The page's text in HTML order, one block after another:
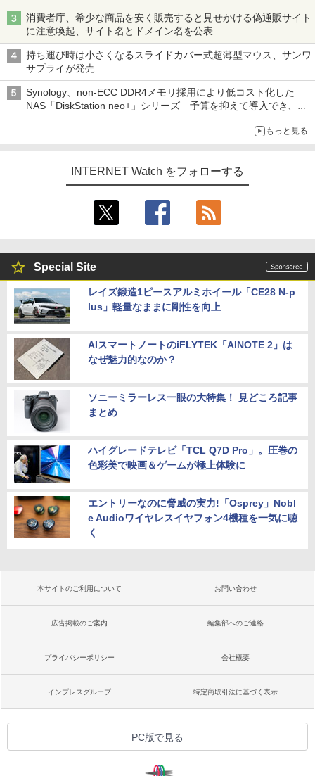
消費者庁、希少な商品を安く販売すると見せかける偽通販サイト
に注意喚起、サイト名とドメイン名を公表
持ち運び時は小さくなるスライドカバー式超薄型マウス、サンワ
サプライが発売
Synology、non-ECC DDR4メモリ採用により低コスト化した
NAS「DiskStation neo+」シリーズ 予算を抑えて導入でき、
もっと見る
INTERNET Watch をフォローする
Special Site
レイズ鍛造1ピースアルミホイール「CE28 N-p
lus」軽量なままに剛性を向上
AIスマートノートのiFLYTEK「AINOTE 2」は
なぜ魅力的なのか？
ソニーミラーレス一眼の大特集！ 見どころ記事
まとめ
ハイグレードテレビ「TCL Q7D Pro」。圧巻の
色彩美で映画＆ゲームが極上体験に
エントリーなのに脅威の実力!「Osprey」Nobl
e Audioワイヤレスイヤフォン4機種を一気に聴
く
本サイトのご利用について お問い合わせ
広告掲載のご案内 編集部へのご連絡
プライバシーポリシー 会社概要
インプレスグループ 特定商取引法に基づく表示
PC版で見る